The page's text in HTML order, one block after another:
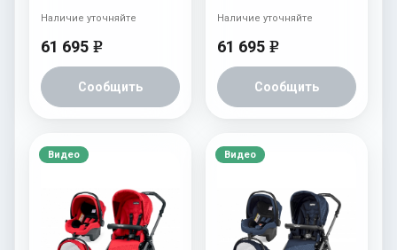
61 695 e
Сообщить
Наличие уточняйте
61 695 e
Сообщить
Наличие уточняйте
Видео Видео